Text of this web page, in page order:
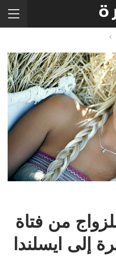
للزواج من فتاة
إلى ايسلندا